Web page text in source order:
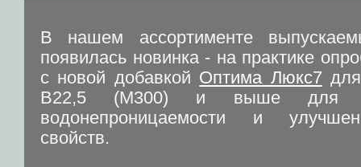
В нашем ассортименте
появилась новинка - на практике
с новой добавкой Оптима Люкс7
В22,5 (М300) и выше для
водонепроницаемости и
свойств.